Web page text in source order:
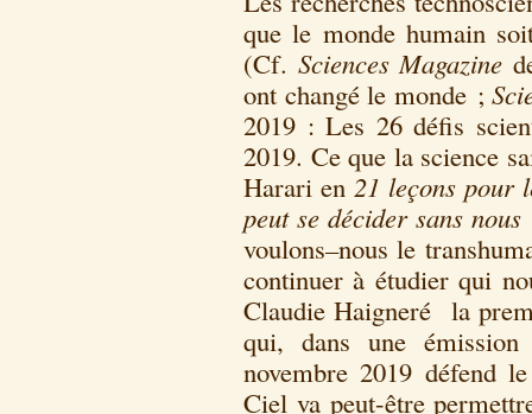
que le monde humain
(Cf. Sciences Magazine
ont changé le monde ;
2019 : Les 26 défis
2019. Ce que la science
Harari en 21 leçons pour
peut se décider sans
voulons–nous le
continuer à étudier qui
Claudie Haigneré la
qui, dans une
novembre 2019 défend
Ciel va peut-être